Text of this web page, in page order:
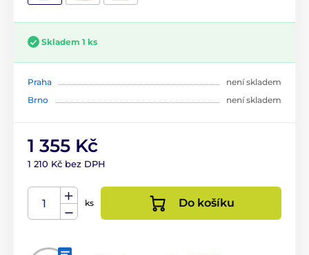
Skladem 1 ks
Praha
není skladem
Brno
není skladem
1 355 Kč
1 210 Kč bez DPH
ks Do košíku